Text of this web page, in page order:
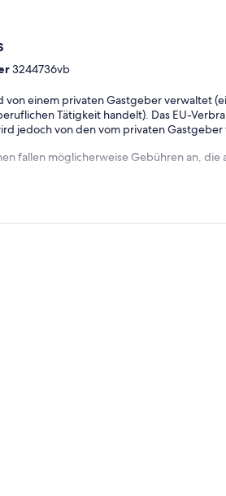
3244736vb
von einem privaten Gastgeber verwaltet
Tätigkeit handelt). Das EU-
jedoch von den vom privaten
fallen möglicherweise Gebühren an,